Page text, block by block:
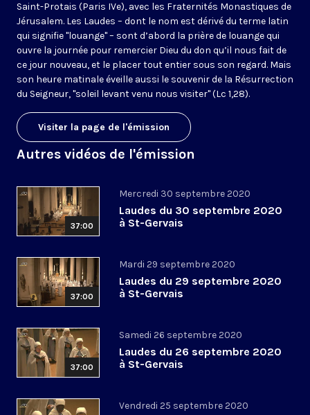
Saint-Protais (Paris IVe), avec les Fraternités Monastiques de
Jérusalem. Les Laudes – dont le nom est dérivé du terme latin
qui signifie "louange" – sont d’abord la prière de louange qui
ouvre la journée pour remercier Dieu du don qu’il nous fait de
ce jour nouveau, et le placer tout entier sous son regard. Mais
son heure matinale éveille aussi le souvenir de la Résurrection
du Seigneur, "soleil levant venu nous visiter" (Lc 1,28).
Visiter la page de l'émission
Autres vidéos de l'émission
37:00
Mercredi 30 septembre 2020
Laudes du 30 septembre 2020
à St-Gervais
37:00
Mardi 29 septembre 2020
Laudes du 29 septembre 2020
à St-Gervais
37:00
Samedi 26 septembre 2020
Laudes du 26 septembre 2020
à St-Gervais
Vendredi 25 septembre 2020